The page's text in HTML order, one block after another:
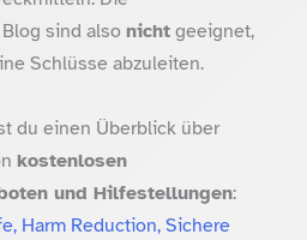
sind also nichtgeeignet,
Schlüsse abzuleiten.
du einen Überblick über
kostenlosen
und Hilfestellungen:
Harm Reduction, Sichere